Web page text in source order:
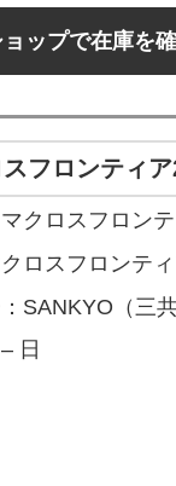
ップで在庫を
スフロンティ
クロスフロン
ロスフロンテ
SANKYO（三共
日